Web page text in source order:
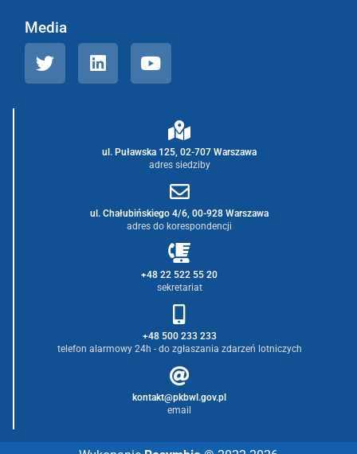
Media
ul. Puławska 125, 02-707 Warszawa
adres siedziby
ul. Chałubińskiego 4/6, 00-928 Warszawa
adres do korespondencji
+48 22 522 55 20
sekretariat
+48 500 233 233
telefon alarmowy 24h - do zgłaszania zdarzeń lotniczych
kontakt@pkbwl.gov.pl
email